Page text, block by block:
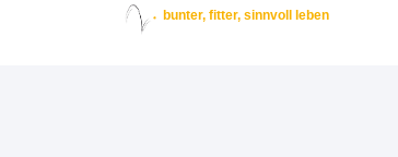
bunter, fitter, sinnvoll leben